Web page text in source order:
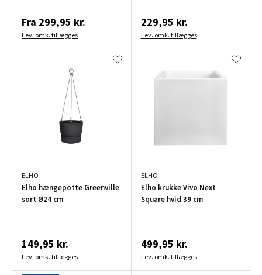
Fra 299,95 kr.
Lev. omk. tillægges
229,95 kr.
Lev. omk. tillægges
ELHO
Elho hængepotte Greenville
sort Ø24 cm
149,95 kr.
Lev. omk. tillægges
ELHO
Elho krukke Vivo Next
Square hvid 39 cm
499,95 kr.
Lev. omk. tillægges